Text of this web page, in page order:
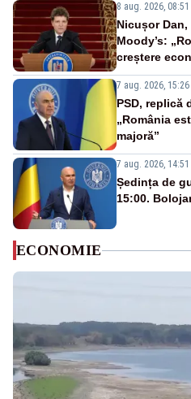
8 aug. 2026, 08:51
Nicușor
Moody’s:
creștere
7 aug. 2026, 15:26
PSD, replică
„România
majoră”
7 aug. 2026, 14:51
Ședința de
15:00.
ECONOMIE